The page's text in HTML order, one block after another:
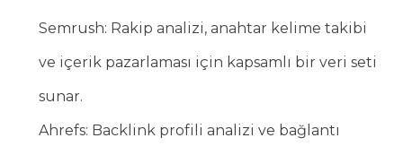
Semrush: Rakip analizi, anahtar kelime takibi
ve içerik pazarlaması için kapsamlı bir veri seti
sunar.
Ahrefs: Backlink profili analizi ve bağlantı